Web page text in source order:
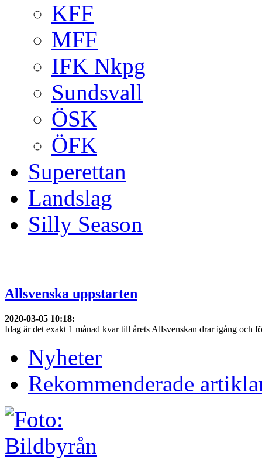
KFF
MFF
IFK Nkpg
Sundsvall
ÖSK
ÖFK
Superettan
Landslag
Silly Season
Allsvenska uppstarten
2020-03-05 10:18:
Idag är det exakt 1 månad kvar till årets Allsvenskan drar igång och
Nyheter
Rekommenderade